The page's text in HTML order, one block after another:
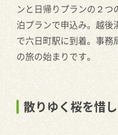
ンと日帰りプランの２
泊プランで申込み。越後
で六日町駅に到着。事務
の旅の始まりです。
散りゆく桜を惜